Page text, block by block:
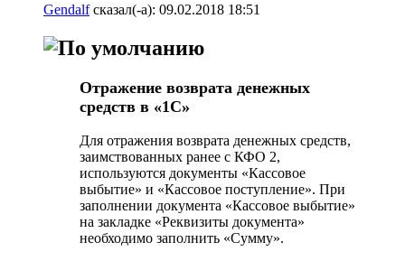
Gendalfсказал(-а): 09.02.2018 18:51
Отражение возврата денежных
средств в «1С»
Для отражения возврата денежных средств,
заимствованных ранее с КФО 2,
используются документы «Кассовое
выбытие» и «Кассовое поступление». При
заполнении документа «Кассовое выбытие»
на закладке «Реквизиты документа»
необходимо заполнить «Сумму».